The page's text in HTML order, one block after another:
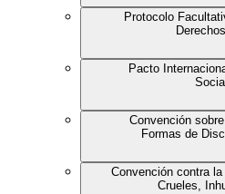
Protocolo
Pacto
Convención
Formas de
Convención contra
Crueles,